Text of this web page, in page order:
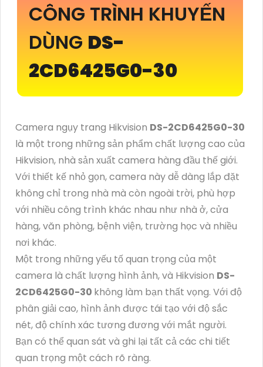
CÔNG TRÌNH KHUYẾN
DÙNG DS-
2CD6425G0-30
Camera ngụy trang Hikvision DS-2CD6425G0-30
là một trong những sản phẩm chất lượng cao của
Hikvision, nhà sản xuất camera hàng đầu thế giới.
Với thiết kế nhỏ gọn, camera này dễ dàng lắp đặt
không chỉ trong nhà mà còn ngoài trời, phù hợp
với nhiều công trình khác nhau như nhà ở, cửa
hàng, văn phòng, bệnh viện, trường học và nhiều
nơi khác.
Một trong những yếu tố quan trọng của một
camera là chất lượng hình ảnh, và Hikvision DS-
2CD6425G0-30 không làm bạn thất vọng. Với độ
phân giải cao, hình ảnh được tái tạo với độ sắc
nét, độ chính xác tương đương với mắt người.
Bạn có thể quan sát và ghi lại tất cả các chi tiết
quan trọng một cách rõ ràng.